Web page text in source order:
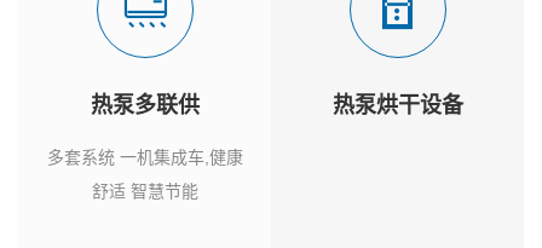
热泵多联供
多套系统 一机集成车,健康
舒适 智慧节能
热泵烘干设备